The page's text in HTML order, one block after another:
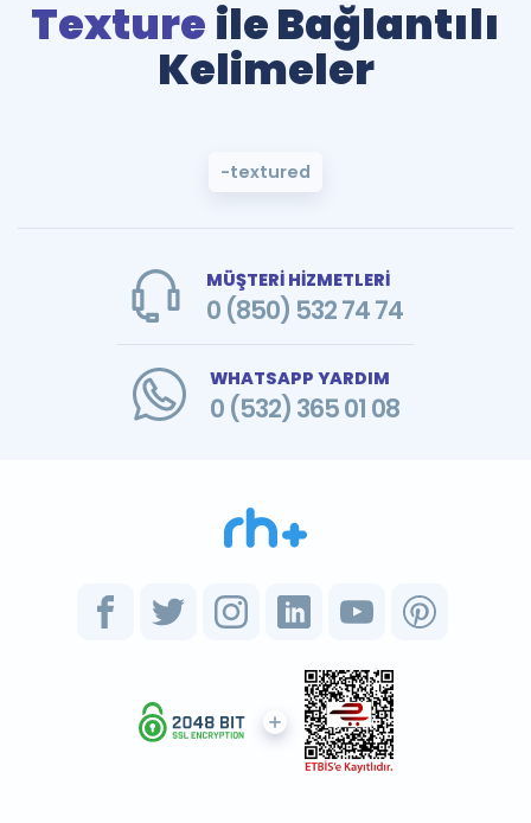
Texture ile Bağlantılı
Kelimeler
-textured
MÜŞTERİ HİZMETLERİ
0 (850) 532 74 74
WHATSAPP YARDIM
0 (532) 365 01 08